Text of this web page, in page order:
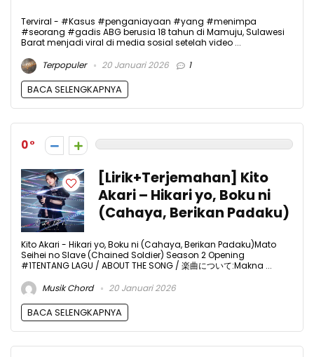
Terviral - #Kasus #penganiayaan #yang #menimpa
#seorang #gadis ABG berusia 18 tahun di Mamuju, Sulawesi
Barat menjadi viral di media sosial setelah video ...
Terpopuler
20 Januari 2026 1
BACA SELENGKAPNYA
0
[Lirik+Terjemahan] Kito
Akari – Hikari yo, Boku ni
(Cahaya, Berikan Padaku)
Kito Akari - Hikari yo, Boku ni (Cahaya, Berikan Padaku)Mato
Seihei no Slave (Chained Soldier) Season 2 Opening
#1TENTANG LAGU / ABOUT THE SONG / 楽曲について:Makna ...
Musik Chord
20 Januari 2026
BACA SELENGKAPNYA